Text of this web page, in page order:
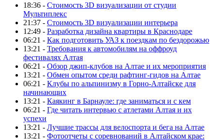
18:36 - Стоимость 3D визуализации от студии
Мультиплекс
21:37 - Стоимость 3D визуализации интерьера
12:49 - Разработка дизайна квартиры в Краснодаре
06:21 - Как подготовить УАЗ к поездкам по бездорожью
13:21 - Требования к автомобилям на оффроуд
фестивалях Алтая
06:21 - Обзор джип-клубов на Алтае и их мероприятия
13:21 - Обмен опытом среди рафтинг-гидов на Алтае
06:21 - Клубы по альпинизму в Горно-Алтайске для
начинающих
13:21 - Каякинг в Барнауле: где заниматься и с кем
06:21 - Где читать интервью с атлетами Алтая и их
успехи
13:21 - Лучшие трассы для велоспорта и бега на Алтае
13:21 - Фотоотчеты с соревнований в Алтайском крае: